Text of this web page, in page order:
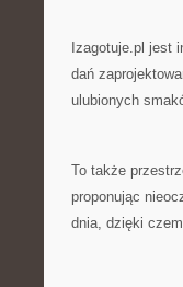
Izagotuje.pl jest
dań
ulubionych
To także
proponując
dnia, dzięki